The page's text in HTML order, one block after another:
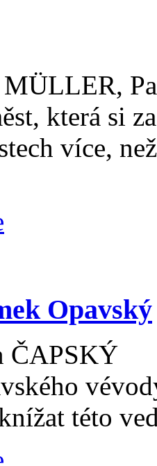
která si
více,
Opavský
ČAPSKÝ
této